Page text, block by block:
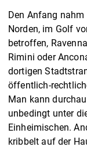
Den Anfang
Norden, im Golf
betroffen,
Rimini oder
dortigen
öffentlich-
Man kann
unbedingt unter
Einheimischen.
kribbelt auf der